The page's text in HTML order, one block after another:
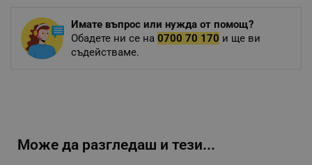
Имате въпрос или нужда от помощ?
Обадете ни се на 0700 70 170 и ще ви
съдействаме.
Може да разгледаш и тези...